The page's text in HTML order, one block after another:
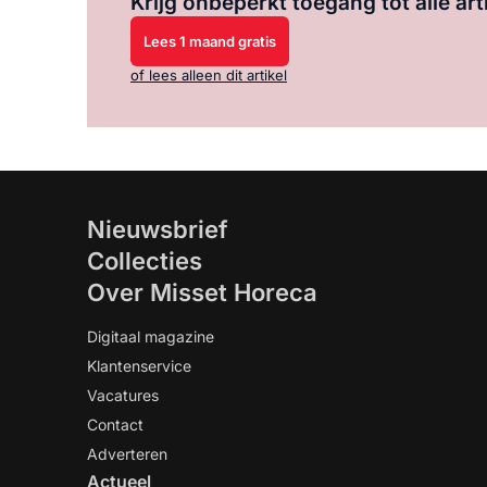
Lees 1 maand gratis
of lees alleen dit artikel
Nieuwsbrief
Collecties
Over Misset Horeca
Digitaal magazine
Klantenservice
Vacatures
Contact
Adverteren
Actueel